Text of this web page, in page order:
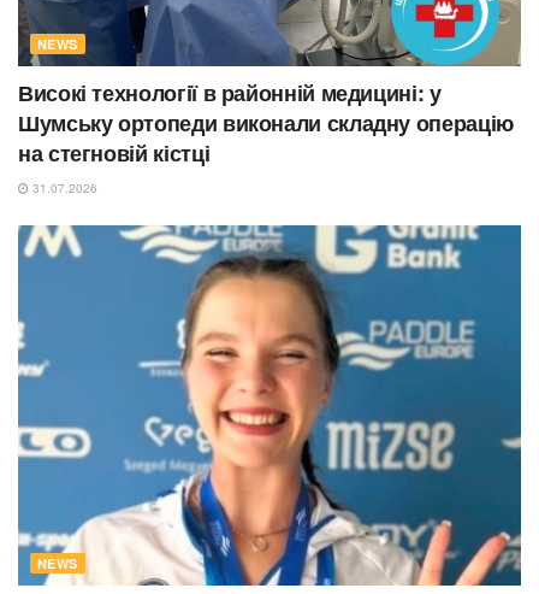
NEWS
Високі технології в районній медицині: у
Шумську ортопеди виконали складну операцію
на стегновій кістці
31.07.2026
NEWS